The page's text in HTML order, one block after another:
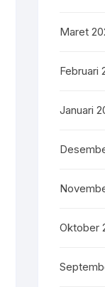
Maret
Februari
Januari
Oktober